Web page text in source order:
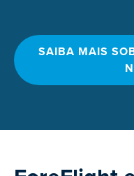
SAIBA MAIS